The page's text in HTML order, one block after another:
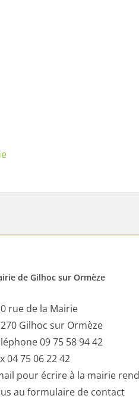
de Gilhoc sur Ormèze
rue de la Mairie
Gilhoc sur Ormèze
09 75 58 94 42
04 75 06 22 42
pour écrire à la mairie
au formulaire de contact